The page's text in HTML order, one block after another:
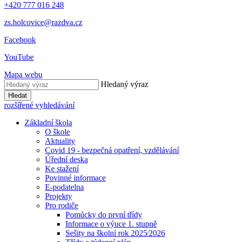
+420 777 016 248
zs.holcovice@razdva.cz
Facebook
YouTube
Mapa webu
Hledaný výraz
Hledat
rozšířené vyhledávání
Základní škola
O škole
Aktuality
Covid 19 - bezpečná opatření, vzdělávání
Úřední deska
Ke stažení
Povinné informace
E-podatelna
Projekty
Pro rodiče
Pomůcky do první třídy
Informace o výuce 1. stupně
Sešity na školní rok 2025⁄2026